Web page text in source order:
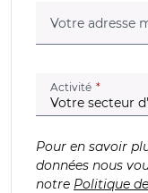
Votre adresse
Activité (champ
Pour en savoir
données nous
notre Politique